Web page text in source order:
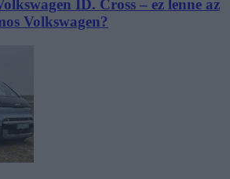
ID. Cross – ez lenne az
Volkswagen?